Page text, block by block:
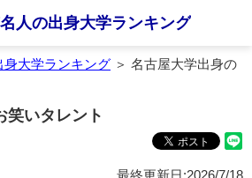
人の出身大学ランキング
身大学ランキング ＞ 名古屋大学出身の
笑いタレント
最終更新日:2026/7/18